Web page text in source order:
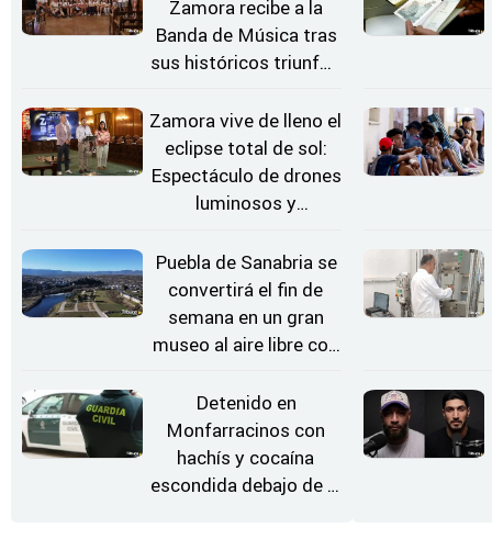
Zamora recibe a la
Banda de Música tras
sus históricos triunfos
Zamora vive de lleno el
eclipse total de sol:
Espectáculo de drones
luminosos y
Estrellas
Puebla de Sanabria se
convertirá el fin de
semana en un gran
museo al aire libre con
Detenido en
Monfarracinos con
hachís y cocaína
escondida debajo de la